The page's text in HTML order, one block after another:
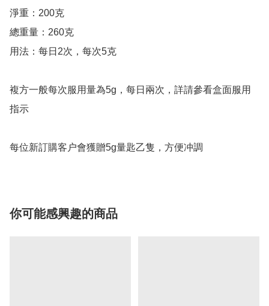
淨重：200克
總重量：260克
用法：每日2次，每次5克
複方一般每次服用量為5g，每日兩次，詳請參看盒面服用
指示
每位新訂購客户會獲贈5g量匙乙隻，方便冲調
你可能感興趣的商品